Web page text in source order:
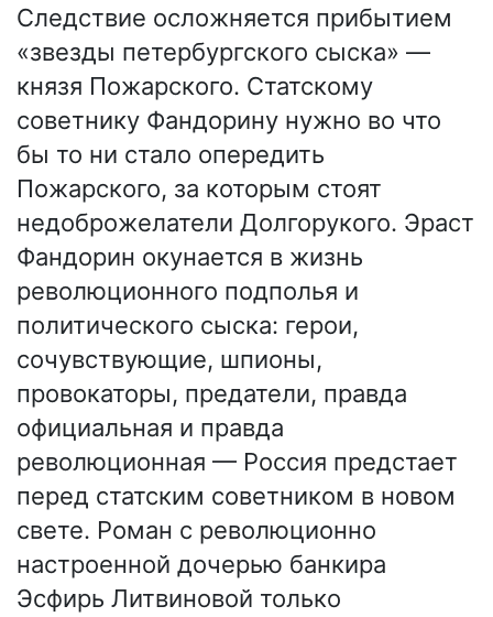
Следствие осложняется прибытием
«звезды петербургского сыска» —
князя Пожарского. Статскому
советнику Фандорину нужно во что
бы то ни стало опередить
Пожарского, за которым стоят
недоброжелатели Долгорукого. Эраст
Фандорин окунается в жизнь
революционного подполья и
политического сыска: герои,
сочувствующие, шпионы,
провокаторы, предатели, правда
официальная и правда
революционная — Россия предстает
перед статским советником в новом
свете. Роман с революционно
настроенной дочерью банкира
Эсфирь Литвиновой только